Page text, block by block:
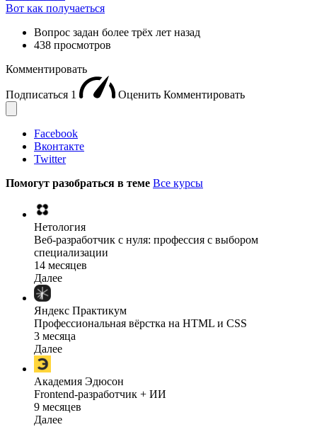
Вот как получаеться
Вопрос задан более трёх лет назад
438 просмотров
Комментировать
Подписаться 1 Оценить Комментировать
Facebook
Вконтакте
Twitter
Помогут разобраться в теме Все курсы
Нетология
Веб-разработчик с нуля: профессия с выбором
специализации
14 месяцев
Далее
Яндекс Практикум
Профессиональная вёрстка на HTML и CSS
3 месяца
Далее
Академия Эдюсон
Frontend-разработчик + ИИ
9 месяцев
Далее